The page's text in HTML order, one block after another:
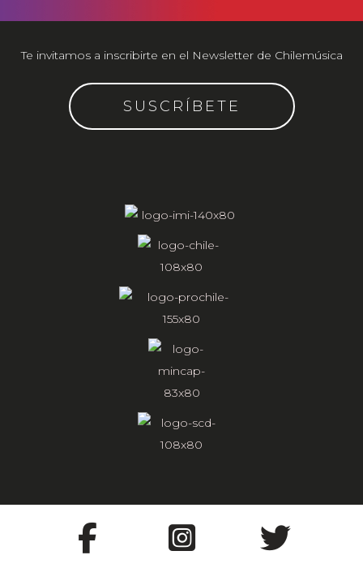
Te invitamos a inscribirte en el Newsletter de Chilemúsica
SUSCRÍBETE